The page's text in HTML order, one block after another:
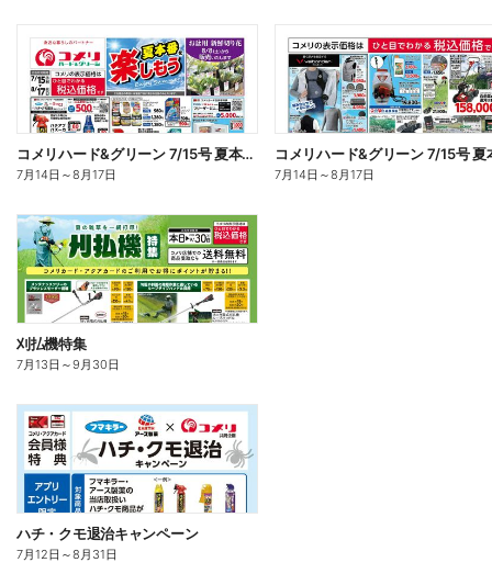
コメリハード&グリーン 7/15号 夏本番を楽しもう オモテ
7月14日 ～8月17日 7月14日 ～8月17日
刈払機特集
7月13日 ～9月30日
ハチ・クモ退治キャンペーン
7月12日 ～8月31日